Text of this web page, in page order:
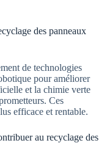
des panneaux
de technologies
pour améliorer
et la chimie verte
Ces
efficace et rentable.
au recyclage des